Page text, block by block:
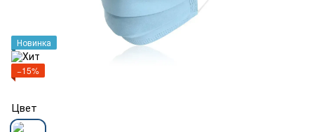
Новинка
−15%
Цвет